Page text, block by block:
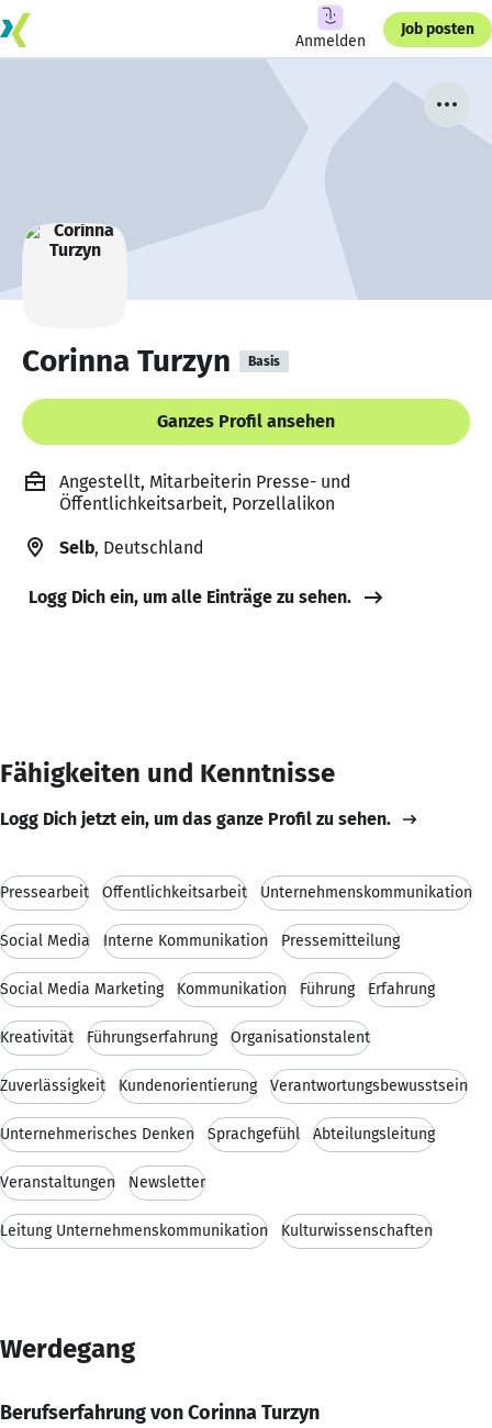
Anmelden
Job posten
Corinna Turzyn Basis
Ganzes Profil ansehen
Angestellt, Mitarbeiterin Presse- und
Öffentlichkeitsarbeit, Porzellalikon
Selb, Deutschland
Logg Dich ein, um alle Einträge zu sehen.
Fähigkeiten und Kenntnisse
Logg Dich jetzt ein, um das ganze Profil zu sehen.
Pressearbeit Öffentlichkeitsarbeit Unternehmenskommunikation
Social Media Interne Kommunikation Pressemitteilung
Social Media Marketing Kommunikation Führung Erfahrung
Kreativität Führungserfahrung Organisationstalent
Zuverlässigkeit Kundenorientierung Verantwortungsbewusstsein
Unternehmerisches Denken Sprachgefühl Abteilungsleitung
Veranstaltungen Newsletter
Leitung Unternehmenskommunikation Kulturwissenschaften
Werdegang
Berufserfahrung von Corinna Turzyn